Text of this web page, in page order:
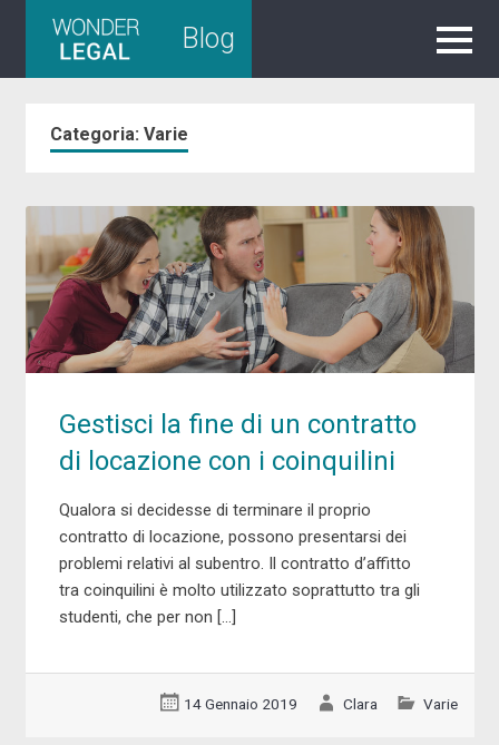
Blog
Categoria: Varie
Gestisci la fine di un contratto
di locazione con i coinquilini
Qualora si decidesse di terminare il proprio
contratto di locazione, possono presentarsi dei
problemi relativi al subentro. Il contratto d’affitto
tra coinquilini è molto utilizzato soprattutto tra gli
studenti, che per non […]
14 Gennaio 2019 Clara Varie